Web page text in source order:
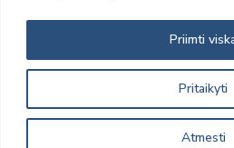
Pritaikyti
Atmesti
Priimti
2012 © Lietuvos Ornitologų Draugija ©
Electronic